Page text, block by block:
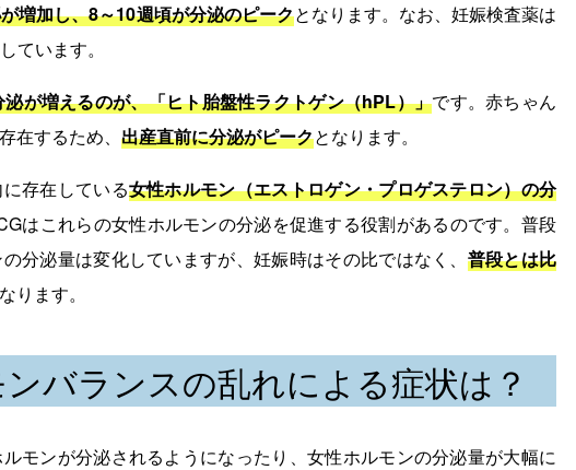
増加し、8～10週頃が分泌のピークとなります。なお、妊娠検査薬は
ています。
が増えるのが、「ヒト胎盤性ラクトゲン（hPL）」です。赤ちゃん
在するため、 出産直前に分泌がピークとなります。
存在している女性ホルモン（エストロゲン・プロゲステロン）の分
はこれらの女性ホルモンの分泌を促進する役割があるのです。普段
分泌量は変化していますが、妊娠時はその比ではなく、 普段とは比
ります。
バランスの乱れによる症状は？
モンが分泌されるようになったり、女性ホルモンの分泌量が大幅に